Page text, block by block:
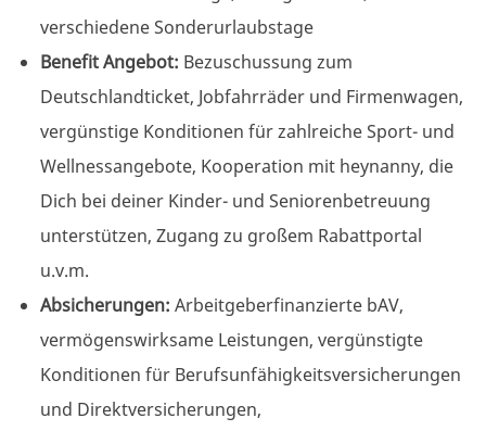
verschiedene Sonderurlaubstage
Benefit Angebot: Bezuschussung zum
Deutschlandticket, Jobfahrräder und Firmenwagen,
vergünstige Konditionen für zahlreiche Sport- und
Wellnessangebote, Kooperation mit heynanny, die
Dich bei deiner Kinder- und Seniorenbetreuung
unterstützen, Zugang zu großem Rabattportal
u.v.m.
Absicherungen: ArbeitgeberfinanziertebAV,
vermögenswirksame Leistungen, vergünstigte
Konditionen für Berufsunfähigkeitsversicherungen
und Direktversicherungen,